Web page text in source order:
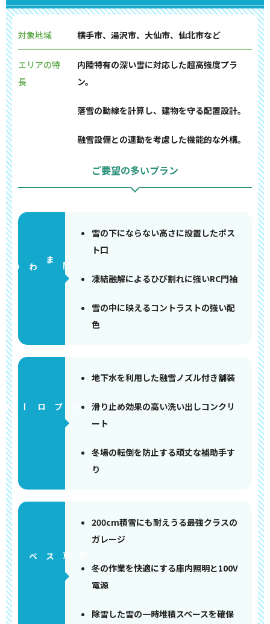
対象地域 横手市、湯沢市、大仙市、仙北市など
エリアの特
長
内陸特有の深い雪に対応した超高強度プラ
ン。
落雪の動線を計算し、建物を守る配置設計。
融雪設備との連動を考慮した機能的な外構。
ご要望の多いプラン
門まわり
雪の下にならない高さに設置したポス
ト口
凍結融解によるひび割れに強いRC門袖
雪の中に映えるコントラストの強い配
色
アプローチ
地下水を利用した融雪ノズル付き舗装
滑り止め効果の高い洗い出しコンクリ
ート
冬場の転倒を防止する頑丈な補助手す
り
200cm積雪にも耐えうる最強クラスの
ガレージ
冬の作業を快適にする庫内照明と100V
電源
除雪した雪の一時堆積スペースを確保